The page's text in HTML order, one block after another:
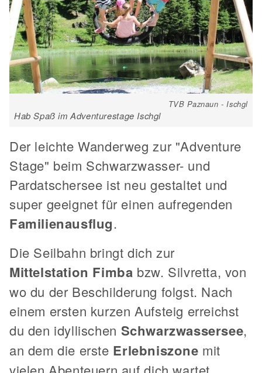
TVB Paznaun - Ischgl
Hab Spaß im Adventurestage Ischgl
Der leichte Wanderweg zur "Adventure
Stage" beim Schwarzwasser- und
Pardatschersee ist neu gestaltet und
super geeignet für einen aufregenden
Familienausflug.
Die Seilbahn bringt dich zur
Mittelstation Fimba bzw. Silvretta, von
wo du der Beschilderung folgst. Nach
einem ersten kurzen Aufsteig erreichst
du den idyllischen Schwarzwassersee,
an dem die erste Erlebniszone mit